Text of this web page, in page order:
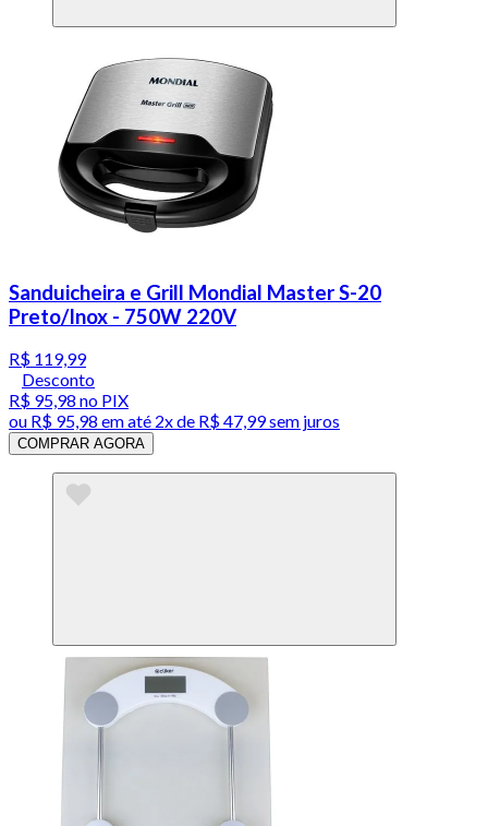
Sanduicheira e Grill Mondial Master S-20
Preto/Inox - 750W 220V
R$ 119,99
Desconto
R$ 95,98 no PIX
ou R$ 95,98 em até 2x de R$ 47,99 sem juros
COMPRAR AGORA